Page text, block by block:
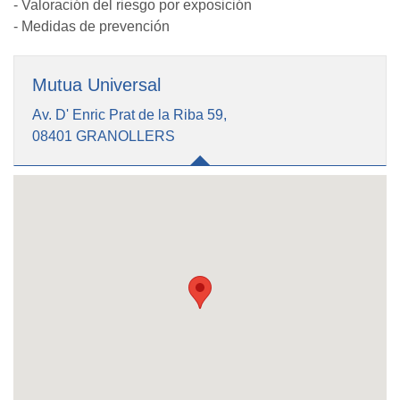
- Valoración del riesgo por exposición
- Medidas de prevención
Mutua Universal
Av. D' Enric Prat de la Riba 59,
08401 GRANOLLERS